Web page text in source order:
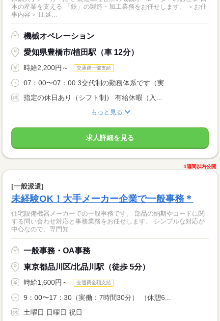
本の産業を支える 「鉄」の製造・加工業務をお任せします。 ＜お仕
事内容＞ 圧延...
機械オペレーション
愛知県豊橋市/植田駅（車 12分）
時給2,200円～ 交通費一部支給
07：00〜07：00 3交代制の勤務体系です（実...
指定の休日あり（シフト制） 有給休暇（入...
もっと見る
求人詳細を見る
1週間以内公開
[一般派遣]
未経験OK！大手メーカー企業で一般事務＊
住宅設備機器メーカーでの一般事務です。 部品の納期やコードに関
する問い合わせ対応と事務業務をお任せします。 シンプルな対応が
中心なので、専門知...
一般事務・OA事務
東京都品川区/北品川駅（徒歩 5分）
時給1,600円～ 交通費全額支給
9：00〜17：30（実働：7時間30分） （休憩6...
土曜日 日曜日 祝日